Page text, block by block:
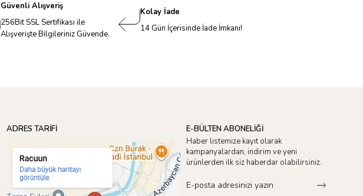
Güvenli Alışveriş
256Bit SSL Sertifikası ile
Alışverişte Bilgileriniz Güvende.
Kolay İade
14 Gün İçerisinde İade İmkanı!
ADRES TARİFİ
E-BÜLTEN ABONELİĞİ
Haber listemize kayıt olarak
kampanyalardan, indirim ve yeni
ürünlerden ilk siz haberdar olabilirsiniz.